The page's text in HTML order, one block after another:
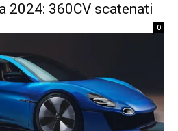
2024: 360CV scatenati
0